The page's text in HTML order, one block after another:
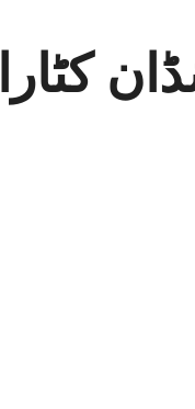
کٹارا